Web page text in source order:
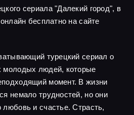
сериала "Далекий город", в
бесплатно на сайте
турецкий сериал о
молодых людей, которые
момент. В жизни
немало трудностей, но они
и счастье. Страсть,